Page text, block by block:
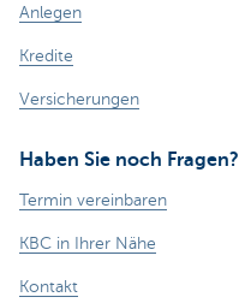
Anlegen
Kredite
Versicherungen
Haben Sie noch Fragen?
Termin vereinbaren
KBC in Ihrer Nähe
Kontakt